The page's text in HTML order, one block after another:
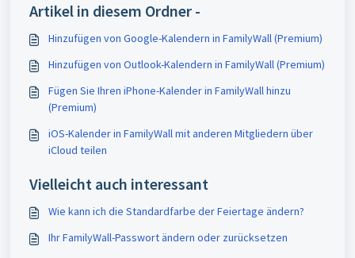
Artikel in diesem Ordner -
Hinzufügen von Google-Kalendern in FamilyWall (Premium)
Hinzufügen von Outlook-Kalendern in FamilyWall (Premium)
Fügen Sie Ihren iPhone-Kalender in FamilyWall hinzu
(Premium)
iOS-Kalender in FamilyWall mit anderen Mitgliedern über
iCloud teilen
Vielleicht auch interessant
Wie kann ich die Standardfarbe der Feiertage ändern?
Ihr FamilyWall-Passwort ändern oder zurücksetzen